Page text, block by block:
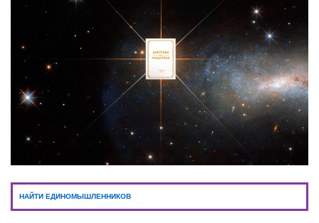
НАЙТИ ЕДИНОМЫШЛЕННИКОВ